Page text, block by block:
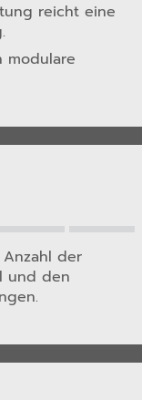
reicht eine
modulare
der
und den